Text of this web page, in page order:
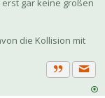
gar keine großen
die Kollision mit
Zitat